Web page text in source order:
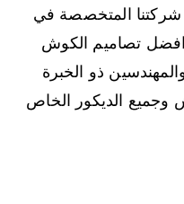
شركتنا المتخصصة في
افضل تصاميم الكوش
ذو الخبرة
وجميع الديكور الخاص